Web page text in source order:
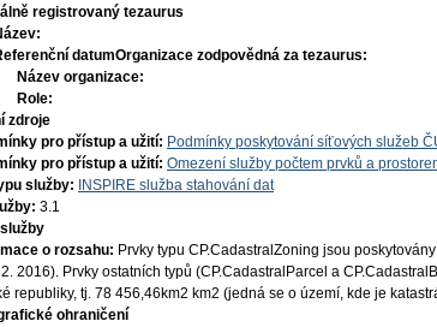
registrovaný tezaurus
datumOrganizace zodpovědná za tezaurus:
Název organizace:
Role:
zdroje
pro přístup a užití: Podmínky poskytování síťových služeb
pro přístup a užití: Omezení služby počtem prvků a
služby:
INSPIRE služba stahování dat
3.1
o rozsahu: Prvky typu CP.CadastralZoning jsou
2016). Prvky ostatních typů (CP.CadastralParcel a
republiky, tj. 78 456,46km2 km2 (jedná se o území, kde je
ohraničení